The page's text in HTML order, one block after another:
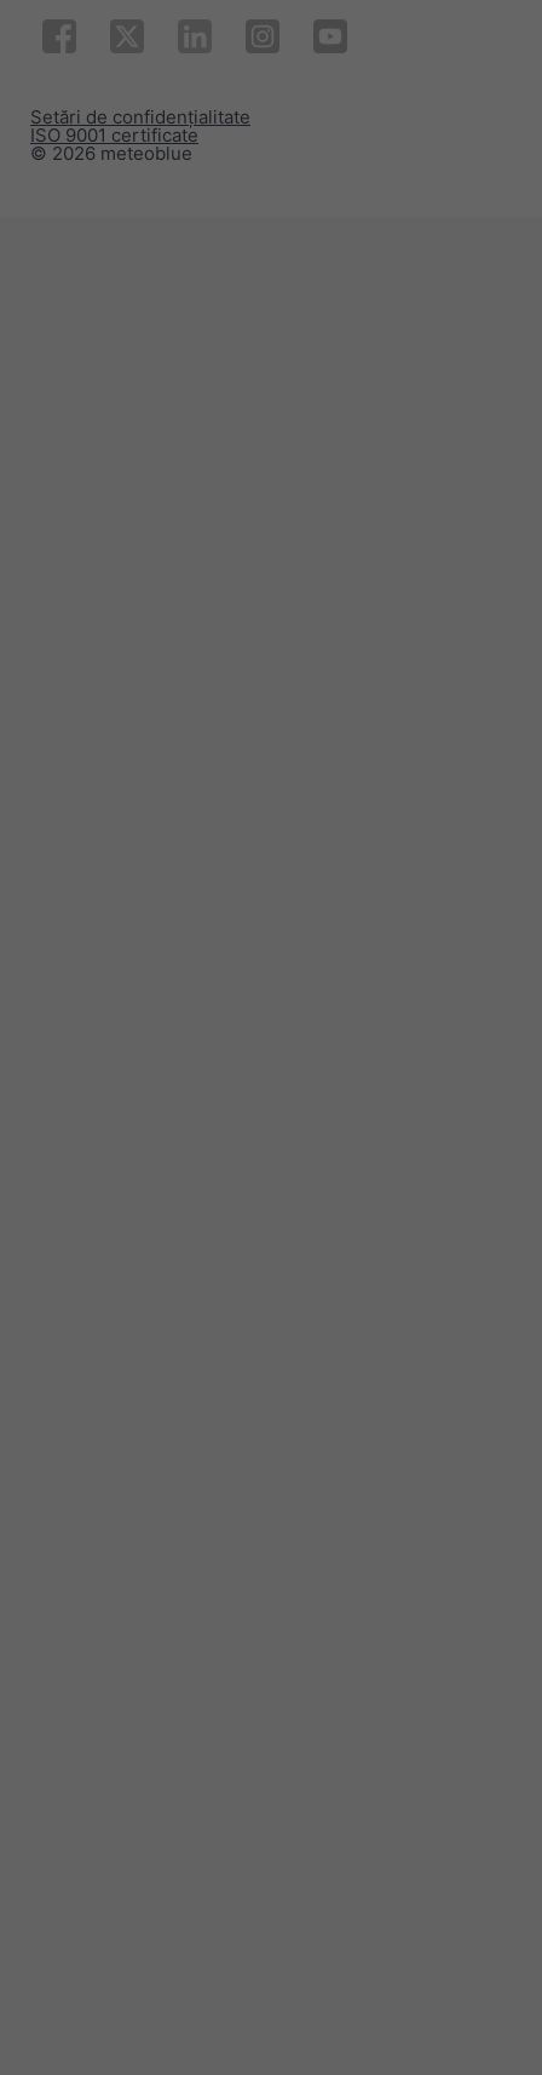
© 2026 meteoblue
ISO 9001 certificate
Setări de confidențialitate